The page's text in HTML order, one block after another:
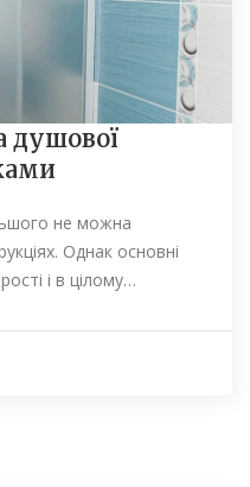
душової
не можна
Однак основні
і в цілому…